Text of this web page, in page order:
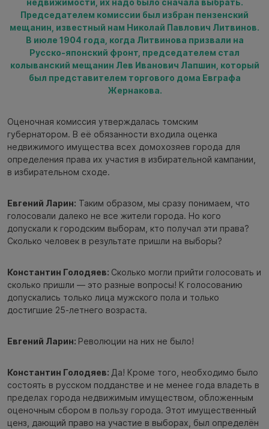
Председателем комиссии был избран пензенский
мещанин, известный нам Николай Павлович Литвинов.
В июле 1904 года, когда Литвинова призвали на
Русско-японский фронт, председателем стал
колыванский мещанин Лев Иванович Лапшин, который
был представителем торгового дома Евграфа
Жернакова.
Оценочная комиссия утверждалась томским
губернатором. В её обязанности входила оценка
недвижимого имущества всех домохозяев города для
определения права их участия в избирательной кампании,
в избирательном сходе.
Евгений Ларин: Таким образом, мы сразу понимаем, что
голосовали далеко не все жители города. Но кого
допускали к городским выборам, кто получал эти права?
Сколько человек в результате пришли на выборы?
Константин Голодяев: Сколько могли прийти голосовать и
сколько пришли — это разные вопросы! К голосованию
допускались только лица мужского пола и только
достигшие 25-летнего возраста.
Евгений Ларин: Революции на них не было!
Константин Голодяев: Да! Кроме того, необходимо было
состоять в русском подданстве и не менее года владеть в
пределах города недвижимым имуществом, обложенным
оценочным сбором в пользу города. Этот имущественный
ценз, дающий право на участие в выборах, был определён